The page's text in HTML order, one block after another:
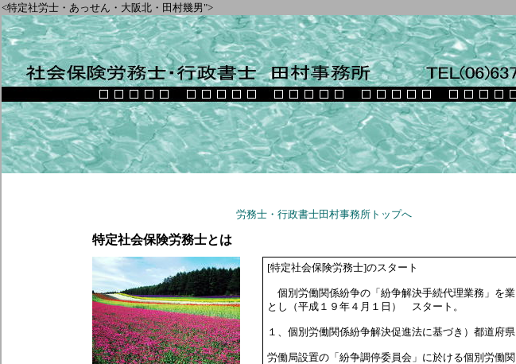
<特定社労士・あっせん・大阪北・田村幾男">
労務士・行政書士田村事務所トップへ
特定社会保険労務士とは
[特定社会保険労務士]のスタート
個別労働関係紛争の「紛争解決手続代理業務」を業
とし（平成１９年４月１日） スタート。
１、個別労働関係紛争解決促進法に基づき）都道府県
労働局設置の「紛争調停委員会」に於ける個別労働関